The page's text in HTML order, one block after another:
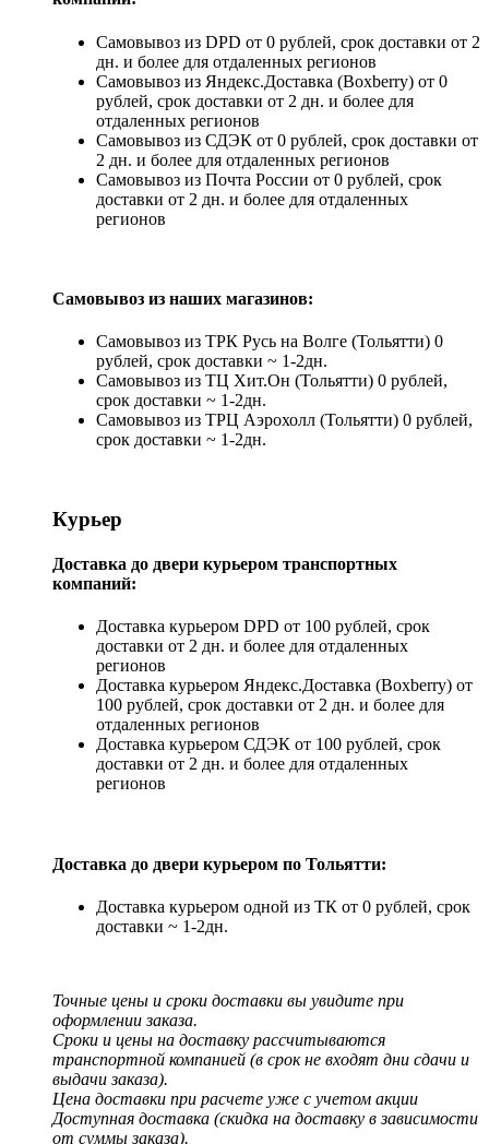
Самовывоз из DPD от 0 рублей, срок доставки от 2
дн. и более для отдаленных регионов
Самовывоз из Яндекс.Доставка (Boxberry) от 0
рублей, срок доставки от 2 дн. и более для
отдаленных регионов
Самовывоз из СДЭК от 0 рублей, срок доставки от
2 дн. и более для отдаленных регионов
Самовывоз из Почта России от 0 рублей, срок
доставки от 2 дн. и более для отдаленных
регионов
Самовывоз из наших магазинов:
Самовывоз из ТРК Русь на Волге (Тольятти) 0
рублей, срок доставки ~ 1-2дн.
Самовывоз из ТЦ Хит.Он (Тольятти) 0 рублей,
срок доставки ~ 1-2дн.
Самовывоз из ТРЦ Аэрохолл (Тольятти) 0 рублей,
срок доставки ~ 1-2дн.
Курьер
Доставка до двери курьером транспортных
компаний:
Доставка курьером DPD от 100 рублей, срок
доставки от 2 дн. и более для отдаленных
регионов
Доставка курьером Яндекс.Доставка (Boxberry) от
100 рублей, срок доставки от 2 дн. и более для
отдаленных регионов
Доставка курьером СДЭК от 100 рублей, срок
доставки от 2 дн. и более для отдаленных
регионов
Доставка до двери курьером по Тольятти:
Доставка курьером одной из ТК от 0 рублей, срок
доставки ~ 1-2дн.
Точные цены и сроки доставки вы увидите при
оформлении заказа.
Сроки и цены на доставку рассчитываются
транспортной компанией (в срок не входят дни сдачи и
выдачи заказа).
Цена доставки при расчете уже с учетом акции
Доступная доставка (скидка на доставку в зависимости
от суммы заказа).